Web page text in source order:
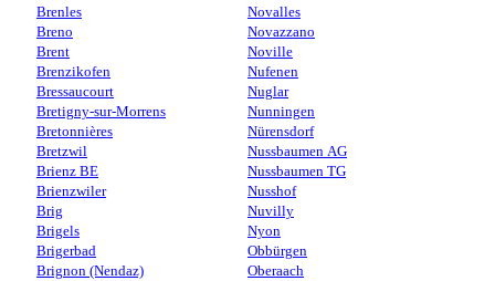
Brenles
Breno
Brent
Brenzikofen
Bressaucourt
Bretigny-sur-Morrens
Bretonnières
Bretzwil
Brienz BE
Brienzwiler
Brig
Brigels
Brigerbad
Brignon (Nendaz)
Novalles
Novazzano
Noville
Nufenen
Nuglar
Nunningen
Nürensdorf
Nussbaumen AG
Nussbaumen TG
Nusshof
Nuvilly
Nyon
Obbürgen
Oberaach